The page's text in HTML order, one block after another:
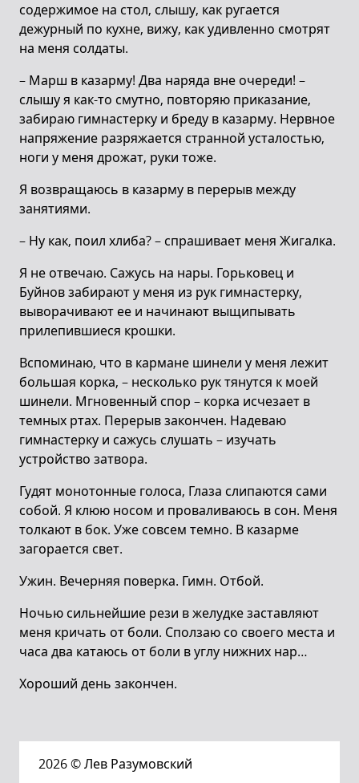
содержимое на стол, слышу, как ругается
дежурный по кухне, вижу, как удивленно смотрят
на меня солдаты.
– Марш в казарму! Два наряда вне очереди! –
слышу я как-то смутно, повторяю приказание,
забираю гимнастерку и бреду в казарму. Нервное
напряжение разряжается странной усталостью,
ноги у меня дрожат, руки тоже.
Я возвращаюсь в казарму в перерыв между
занятиями.
– Ну как, поил хлиба? – спрашивает меня Жигалка.
Я не отвечаю. Сажусь на нары. Горьковец и
Буйнов забирают у меня из рук гимнастерку,
выворачивают ее и начинают выщипывать
прилепившиеся крошки.
Вспоминаю, что в кармане шинели у меня лежит
большая корка, – несколько рук тянутся к моей
шинели. Мгновенный спор – корка исчезает в
темных ртах. Перерыв закончен. Надеваю
гимнастерку и сажусь слушать – изучать
устройство затвора.
Гудят монотонные голоса, Глаза слипаются сами
собой. Я клюю носом и проваливаюсь в сон. Меня
толкают в бок. Уже совсем темно. В казарме
загорается свет.
Ужин. Вечерняя поверка. Гимн. Отбой.
Ночью сильнейшие рези в желудке заставляют
меня кричать от боли. Сползаю со своего места и
часа два катаюсь от боли в углу нижних нар…
Хороший день закончен.
2026© Лев Разумовский